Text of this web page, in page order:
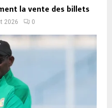
la vente des billets
2026 0